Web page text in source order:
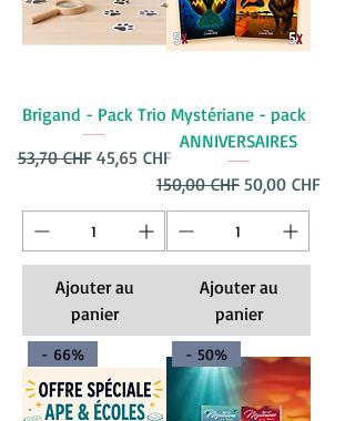
Brigand - Pack Trio
Prix original
53,70 CHF Prix promotionnel
45,65 CHF
Ajouter au
panier
Mystériane - pack
ANNIVERSAIRES
Prix original
150,00 CHF Prix
50,00 CHF
Ajouter au
panier
- 66% - 50%